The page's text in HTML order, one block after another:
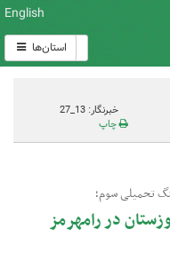
English
استان‌ها
خبرنگار: 13_27
چاپ
تحمیلی سوم؛
در رامهرمز